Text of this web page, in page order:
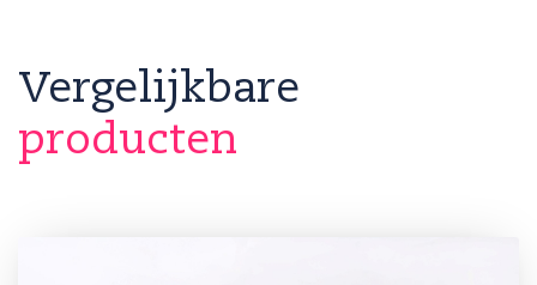
Vergelijkbare
producten